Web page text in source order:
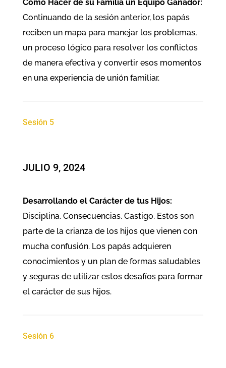
Cómo Hacer de su Familia un Equipo Ganador:
Continuando de la sesión anterior, los papás
reciben un mapa para manejar los problemas,
un proceso lógico para resolver los conflictos
de manera efectiva y convertir esos momentos
en una experiencia de unión familiar.
Sesión 5
JULIO 9, 2024
Desarrollando el Carácter de tus Hijos:
Disciplina. Consecuencias. Castigo. Estos son
parte de la crianza de los hijos que vienen con
mucha confusión. Los papás adquieren
conocimientos y un plan de formas saludables
y seguras de utilizar estos desafíos para formar
el carácter de sus hijos.
Sesión 6